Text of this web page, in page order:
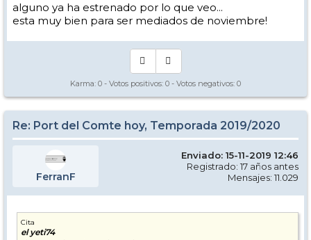
alguno ya ha estrenado por lo que veo...
esta muy bien para ser mediados de noviembre!
Karma: 0 - Votos positivos: 0 - Votos negativos: 0
Re: Port del Comte hoy, Temporada 2019/2020
FerranF
Enviado: 15-11-2019 12:46
Registrado: 17 años antes
Mensajes: 11.029
Cita
el yeti74